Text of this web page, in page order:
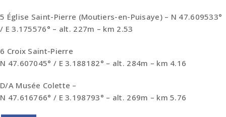
5 Église Saint-Pierre (Moutiers-en-Puisaye) – N 47.609533°
/ E 3.175576° – alt. 227m – km 2.53
6 Croix Saint-Pierre
N 47.607045° / E 3.188182° – alt. 284m – km 4.16
D/A Musée Colette –
N 47.616766° / E 3.198793° – alt. 269m – km 5.76